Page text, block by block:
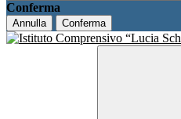
Conferma
Annulla Conferma